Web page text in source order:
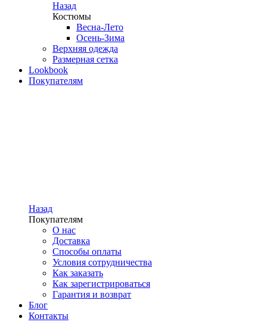
Назад
Костюмы
Весна-Лето
Осень-Зима
Верхняя одежда
Размерная сетка
Lookbook
Покупателям
Назад
Покупателям
О нас
Доставка
Способы оплаты
Условия сотрудничества
Как заказать
Как зарегистрироваться
Гарантия и возврат
Блог
Контакты